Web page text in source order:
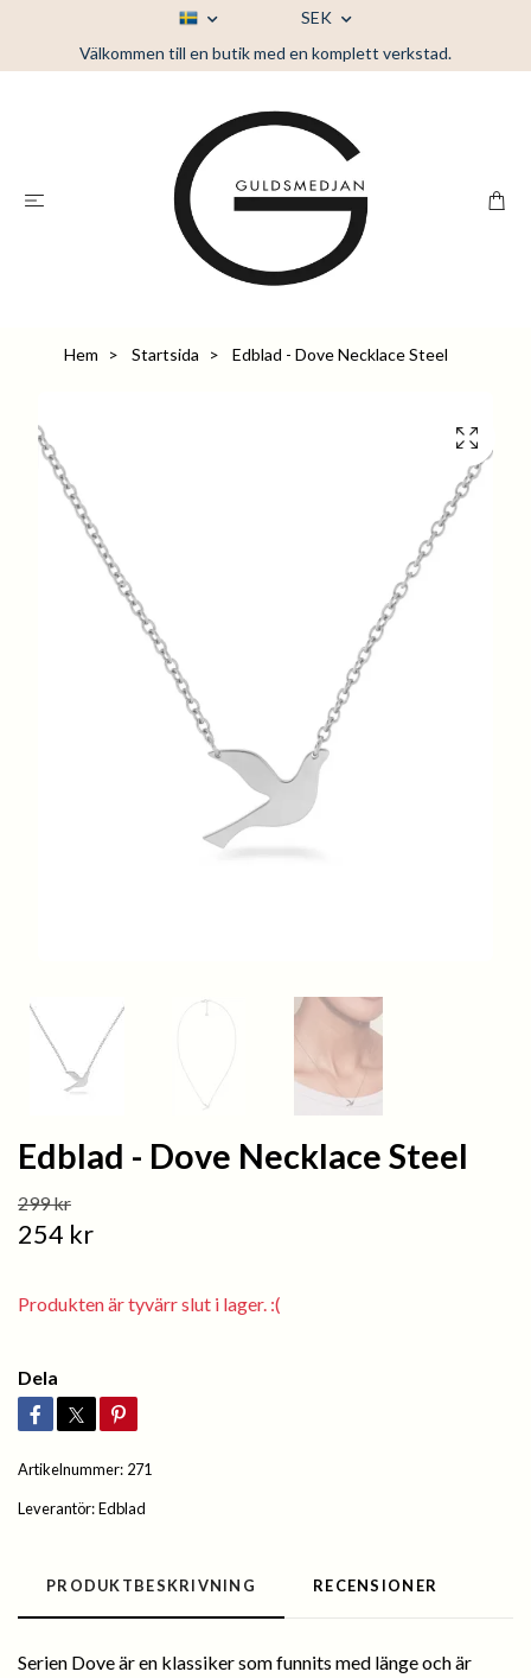
SEK
Välkommen till en butik med en komplett verkstad.
Hem Startsida Edblad - Dove Necklace Steel
Edblad - Dove Necklace Steel
299 kr
254 kr
Produkten är tyvärr slut i lager. :(
Dela
Artikelnummer: 271
Leverantör:Edblad
PRODUKTBESKRIVNING RECENSIONER
Serien Dove är en klassiker som funnits med länge och är